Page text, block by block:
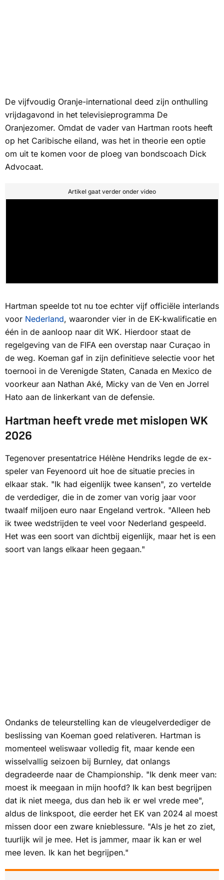
De vijfvoudig Oranje-international deed zijn onthulling
vrijdagavond in het televisieprogramma De
Oranjezomer. Omdat de vader van Hartman roots heeft
op het Caribische eiland, was het in theorie een optie
om uit te komen voor de ploeg van bondscoach Dick
Advocaat.
Artikel gaat verder onder video
Hartman speelde tot nu toe echter vijf officiële interlands
voor Nederland, waaronder vier in de EK-kwalificatie en
één in de aanloop naar dit WK. Hierdoor staat de
regelgeving van de FIFA een overstap naar Curaçao in
de weg. Koeman gaf in zijn definitieve selectie voor het
toernooi in de Verenigde Staten, Canada en Mexico de
voorkeur aan Nathan Aké, Micky van de Ven en Jorrel
Hato aan de linkerkant van de defensie.
Hartman heeft vrede met mislopen WK
2026
Tegenover presentatrice Hélène Hendriks legde de ex-
speler van Feyenoord uit hoe de situatie precies in
elkaar stak. "Ik had eigenlijk twee kansen", zo vertelde
de verdediger, die in de zomer van vorig jaar voor
twaalf miljoen euro naar Engeland vertrok. "Alleen heb
ik twee wedstrijden te veel voor Nederland gespeeld.
Het was een soort van dichtbij eigenlijk, maar het is een
soort van langs elkaar heen gegaan."
Ondanks de teleurstelling kan de vleugelverdediger de
beslissing van Koeman goed relativeren. Hartman is
momenteel weliswaar volledig fit, maar kende een
wisselvallig seizoen bij Burnley, dat onlangs
degradeerde naar de Championship. "Ik denk meer van:
moest ik meegaan in mijn hoofd? Ik kan best begrijpen
dat ik niet meega, dus dan heb ik er wel vrede mee",
aldus de linkspoot, die eerder het EK van 2024 al moest
missen door een zware knieblessure. "Als je het zo ziet,
tuurlijk wil je mee. Het is jammer, maar ik kan er wel
mee leven. Ik kan het begrijpen."